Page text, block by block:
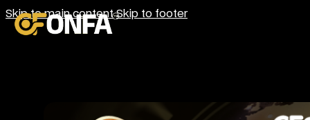
Skip to main content Skip to footer